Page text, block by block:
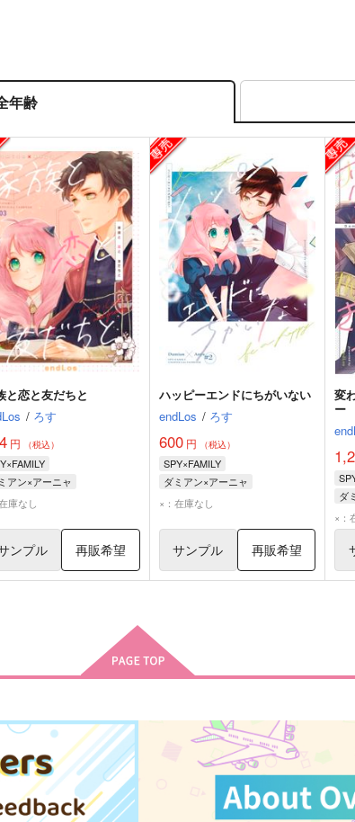
年齢
と恋と友だちと
/ ろす
円 （税込）
アン×アーニャ
アン・デズモンド
庫なし
ンプル 再販希望
ハッピーエンドにちがいない
endLos / ろす
600円 （税込）
SPY×FAMILY
ダミアン×アーニャ
ダミアン・デズモンド
×：在庫なし
サンプル 再販希望
変
ー
ダ
ア
×：